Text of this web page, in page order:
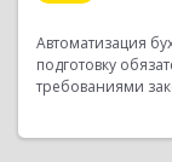
Автоматизация
подготовку
требованиями